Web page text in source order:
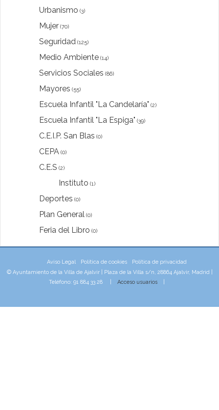
Urbanismo (3)
Mujer (70)
Seguridad (125)
Medio Ambiente (14)
Servicios Sociales (86)
Mayores (55)
Escuela Infantil "La Candelaría" (2)
Escuela Infantil "La Espiga" (39)
C.E.I.P. San Blas (0)
CEPA (0)
C.E.S (2)
Instituto (1)
Deportes (0)
Plan General (0)
Feria del Libro (0)
Aviso Legal Política de cookies
Política de privacidad
© Ayuntamiento de la Villa de Ajalvir | Plaza de la Villa s/n, 28864 Ajalvir, Madrid |
Teléfono: 91 884 33 28 | Acceso usuarios|